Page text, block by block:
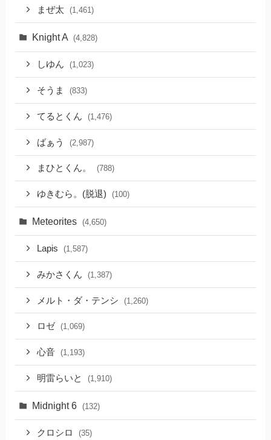
まぜ太 (1,461)
Knight A (4,828)
しゆん (1,023)
そうま (833)
てるとくん (1,476)
ばぁう (2,987)
まひとくん。 (788)
ゆきむら。(脱退) (100)
Meteorites (4,650)
Lapis (1,587)
みかさくん (1,387)
メルト・ダ・テンシ (1,260)
ロゼ (1,069)
心音 (1,193)
明雷らいと (1,910)
Midnight 6 (132)
クロシロ (35)